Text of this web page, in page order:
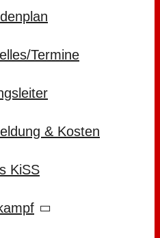
Termine
& Kosten
KiSS